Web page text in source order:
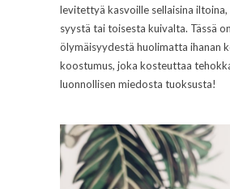
levitettyä kasvoille sellaisina iltoina,
syystä tai toisesta kuivalta. Tässä on
ölymäisyydestä huolimatta ihanan
koostumus, joka kosteuttaa
luonnollisen miedosta tuoksusta!